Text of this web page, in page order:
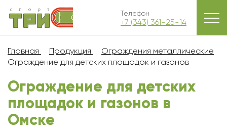
Телефон
+7 (343) 361-25-14
Главная Продукция
Ограждения металлические
Ограждение для детских площадок и газонов
Ограждение для детских
площадок и газонов в
Омскe